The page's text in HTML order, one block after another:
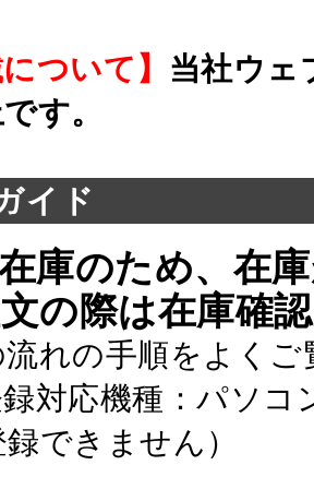
ついて】 当社ウェ
す。
ガイド
庫のため、在
の際は在庫確
れの手順をよくご
対応機種：パソ
できません）